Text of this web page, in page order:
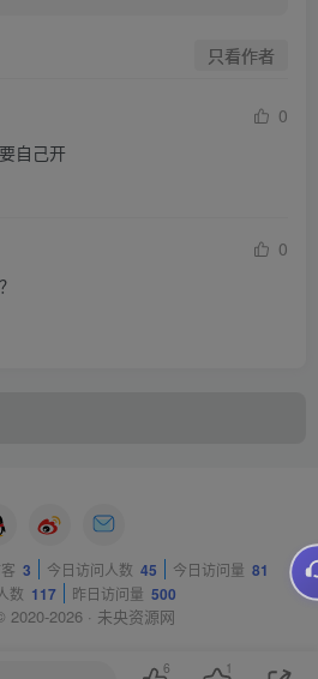
只看作者
0
自己开
0
3 今日访问人数 45 今日访问量 81
数 117 昨日访问量 500
2020-2026 · 未央资源网
6 1